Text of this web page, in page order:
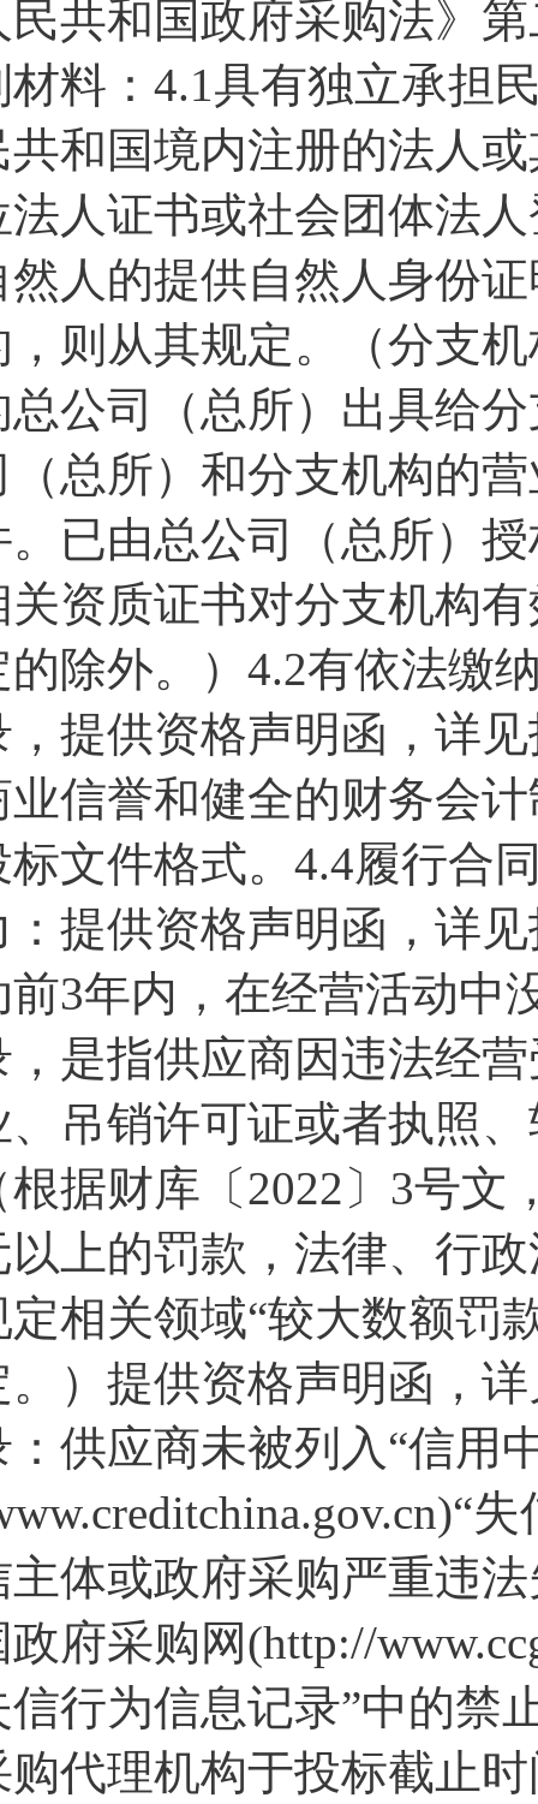
民共和国政府采购法》
材料：4.1具有独立承担
共和国境内注册的法人
法人证书或社会团体法
然人的提供自然人身份
，则从其规定。（分支
总公司（总所）出具给
（总所）和分支机构的
。已由总公司（总所）
关资质证书对分支机构
的除外。）4.2有依法缴
，提供资格声明函，详
业信誉和健全的财务会
标文件格式。4.4履行合
：提供资格声明函，详
前3年内，在经营活动中
，是指供应商因违法经
、吊销许可证或者执照
根据财库〔2022〕3号文
以上的罚款，法律、行
定相关领域“较大数额罚
。）提供资格声明函，
：供应商未被列入“信用
主体或政府采购严重违
政府采购网(http://
信行为信息记录”中的禁
购代理机构于投标截止